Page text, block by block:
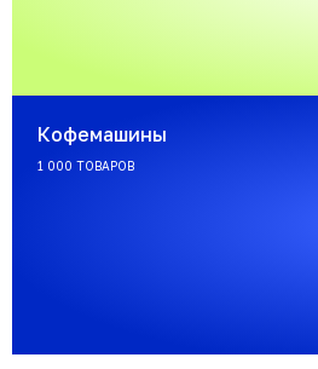
Кофемашины
1 000 ТОВАРОВ